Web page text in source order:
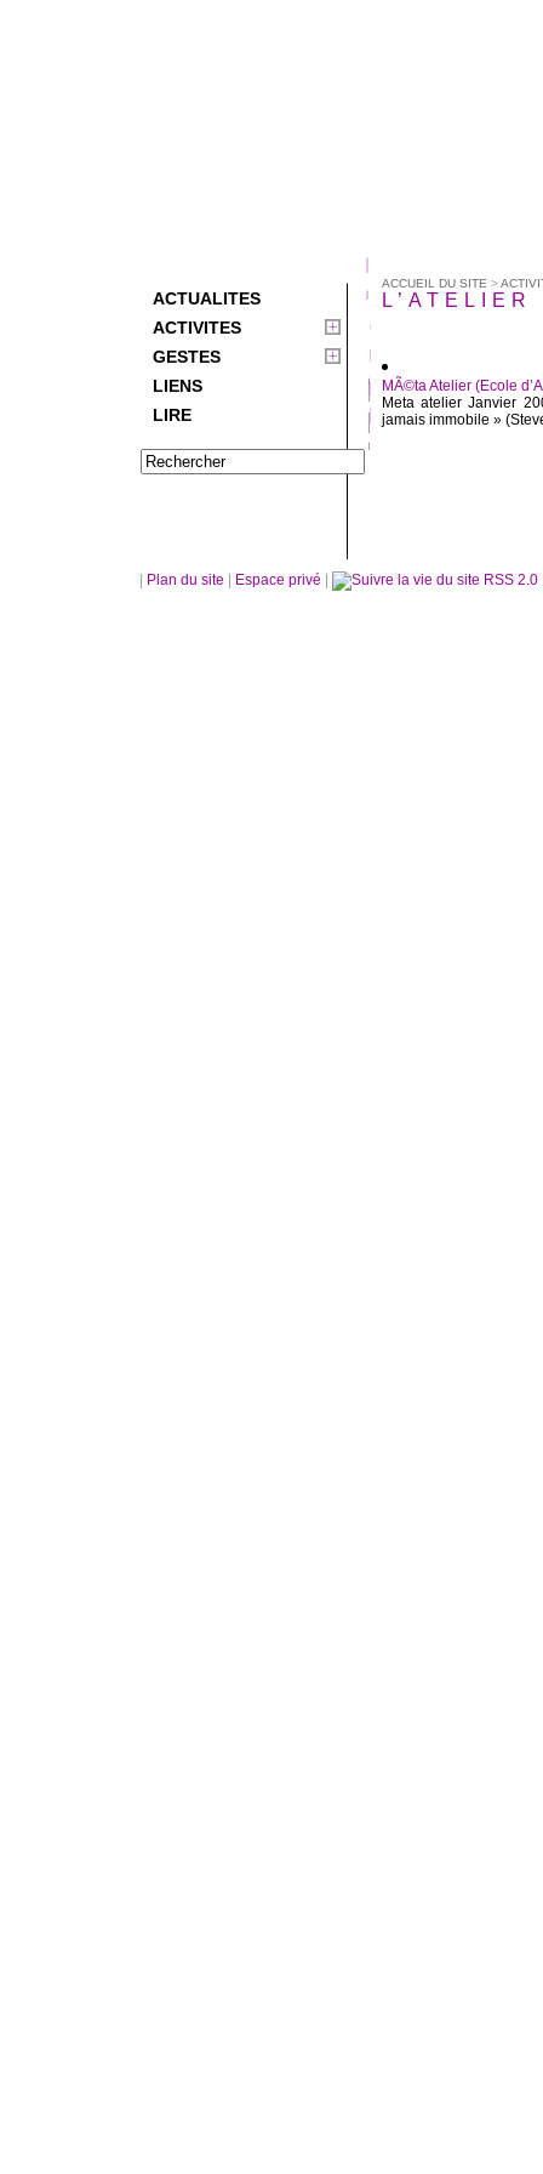
ACTUALITES
ACTIVITES
GESTES
LIENS
LIRE
ACCUEIL DU SITE >
MÃ©ta Atelier (Ecole
Meta atelier Janvier
jamais immobile »
Plan du site Espace privé RSS 2.0